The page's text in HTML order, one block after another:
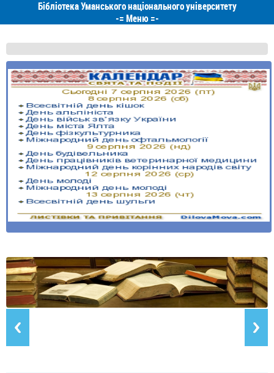
Бібліотека Уманського національного університету
-=Меню=-